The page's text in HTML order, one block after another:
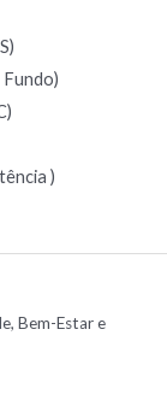
)
Bem-Estar e